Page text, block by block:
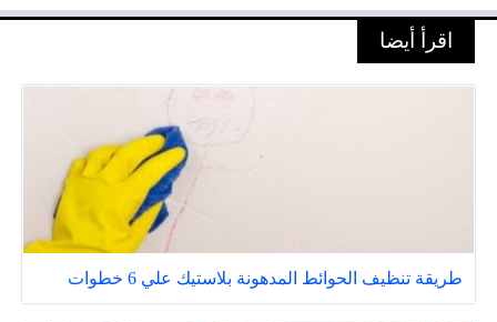
اقرأ أيضا
طريقة تنظيف الحوائط المدهونة بلاستيك علي 6 خطوات